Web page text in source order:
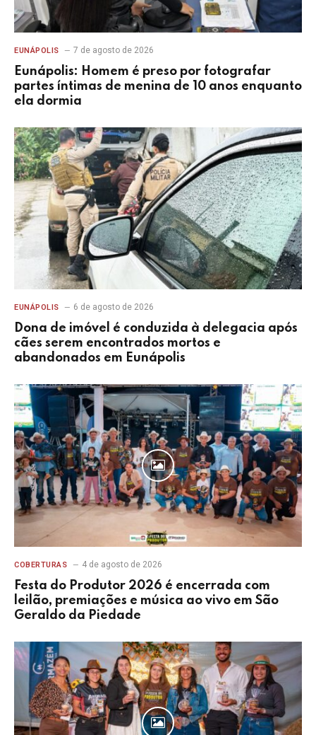
EUNÁPOLIS 7 de agosto de 2026
Eunápolis: Homem é preso por fotografar
partes íntimas de menina de 10 anos enquanto
ela dormia
EUNÁPOLIS 6 de agosto de 2026
Dona de imóvel é conduzida à delegacia após
cães serem encontrados mortos e
abandonados em Eunápolis
COBERTURAS 4 de agosto de 2026
Festa do Produtor 2026 é encerrada com
leilão, premiações e música ao vivo em São
Geraldo da Piedade